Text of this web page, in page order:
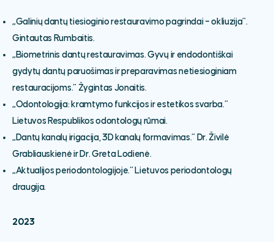
„Galinių dantų tiesioginio restauravimo pagrindai – okliuzija“.
Gintautas Rumbaitis.
„Biometrinis dantų restauravimas. Gyvų ir endodontiškai
gydytų dantų paruošimas ir preparavimas netiesioginiam
restauracijoms.“ Žygintas Jonaitis.
„Odontologija: kramtymo funkcijos ir estetikos svarba.“
Lietuvos Respublikos odontologų rūmai.
„Dantų kanalų irigacija, 3D kanalų formavimas.“ Dr. Živilė
Grabliauskienė ir Dr. Greta Lodienė.
„Aktualijos periodontologijoje.“ Lietuvos periodontologų
draugija.
2023